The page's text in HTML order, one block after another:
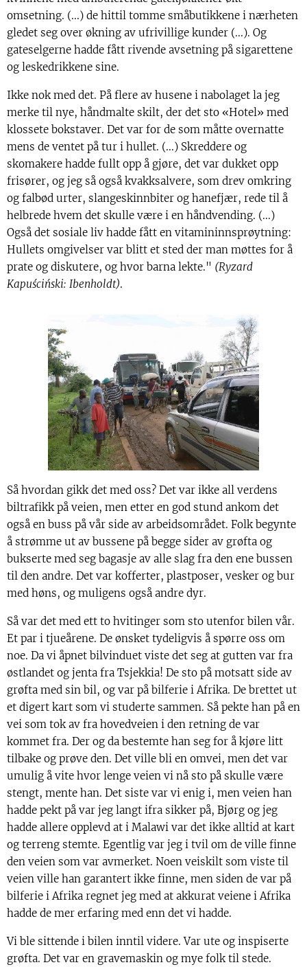
omsetning. (...) de hittil tomme småbutikkene i nærheten
gledet seg over økning av ufrivillige kunder (...). Og
gateselgerne hadde fått rivende avsetning på sigarettene
og leskedrikkene sine.
Ikke nok med det. På flere av husene i nabolaget la jeg
merke til nye, håndmalte skilt, der det sto «Hotel» med
klossete bokstaver. Det var for de som måtte overnatte
mens de ventet på tur i hullet. (...) Skreddere og
skomakere hadde fullt opp å gjøre, det var dukket opp
frisører, og jeg så også kvakksalvere, som drev omkring
og falbød urter, slangeskinnbiter og hanefjær, rede til å
helbrede hvem det skulle være i en håndvending. (...)
Også det sosiale liv hadde fått en vitamininnsprøytning:
Hullets omgivelser var blitt et sted der man møttes for å
prate og diskutere, og hvor barna lekte." (Ryzard
Kapuściński: Ibenholdt).
Så hvordan gikk det med oss? Det var ikke all verdens
biltrafikk på veien, men etter en god stund ankom det
også en buss på vår side av arbeidsområdet. Folk begynte
å strømme ut av bussene på begge sider av grøfta og
bukserte med seg bagasje av alle slag fra den ene bussen
til den andre. Det var kofferter, plastposer, vesker og bur
med høns, og muligens også andre dyr.
Så var det med ett to hvitinger som sto utenfor bilen vår.
Et par i tjueårene. De ønsket tydeligvis å spørre oss om
noe. Da vi åpnet bilvinduet viste det seg at gutten var fra
østlandet og jenta fra Tsjekkia! De sto på motsatt side av
grøfta med sin bil, og var på bilferie i Afrika. De brettet ut
et digert kart som vi studerte sammen. Så pekte han på en
vei som tok av fra hovedveien i den retning de var
kommet fra. Der og da bestemte han seg for å kjøre litt
tilbake og prøve den. Det ville bli en omvei, men det var
umulig å vite hvor lenge veien vi nå sto på skulle være
stengt, mente han. Det siste var vi enig i, men veien han
hadde pekt på var jeg langt ifra sikker på, Bjørg og jeg
hadde allere opplevd at i Malawi var det ikke alltid at kart
og terreng stemte. Egentlig var jeg i tvil om de ville finne
den veien som var avmerket. Noen veiskilt som viste til
veien ville han garantert ikke finne, men siden de var på
bilferie i Afrika regnet jeg med at akkurat veiene i Afrika
hadde de mer erfaring med enn det vi hadde.
Vi ble sittende i bilen inntil videre. Var ute og inspiserte
grøfta. Det var en gravemaskin og mye folk til stede.